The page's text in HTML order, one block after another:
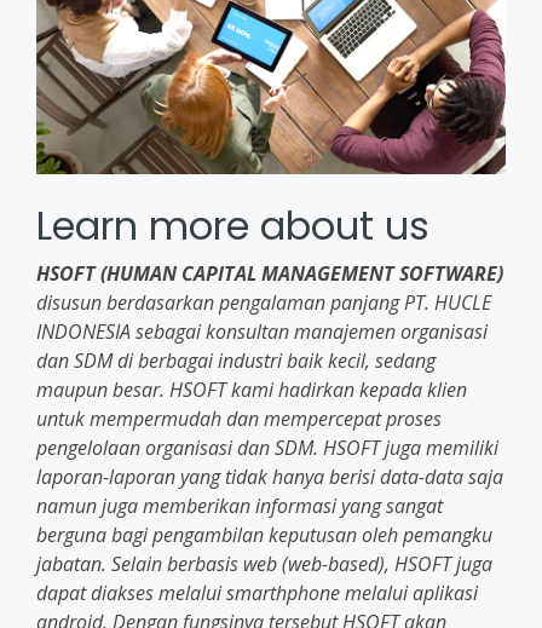
Learn more about us
HSOFT (HUMAN CAPITAL MANAGEMENT SOFTWARE)
disusun berdasarkan pengalaman panjang PT. HUCLE
INDONESIA sebagai konsultan manajemen organisasi
dan SDM di berbagai industri baik kecil, sedang
maupun besar. HSOFT kami hadirkan kepada klien
untuk mempermudah dan mempercepat proses
pengelolaan organisasi dan SDM. HSOFT juga memiliki
laporan-laporan yang tidak hanya berisi data-data saja
namun juga memberikan informasi yang sangat
berguna bagi pengambilan keputusan oleh pemangku
jabatan. Selain berbasis web (web-based), HSOFT juga
dapat diakses melalui smarthphone melalui aplikasi
android. Dengan fungsinya tersebut HSOFT akan